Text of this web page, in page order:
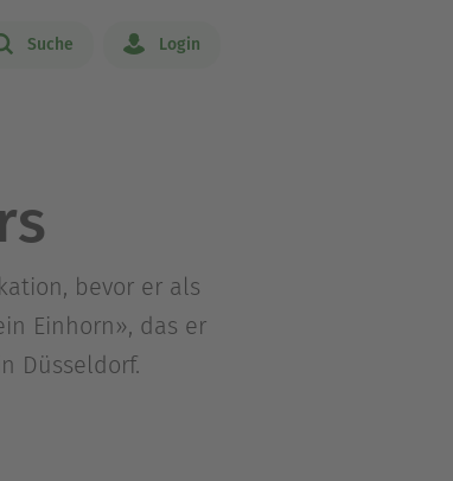
Suche Login
bevor er als
Einhorn», das er
Düsseldorf.